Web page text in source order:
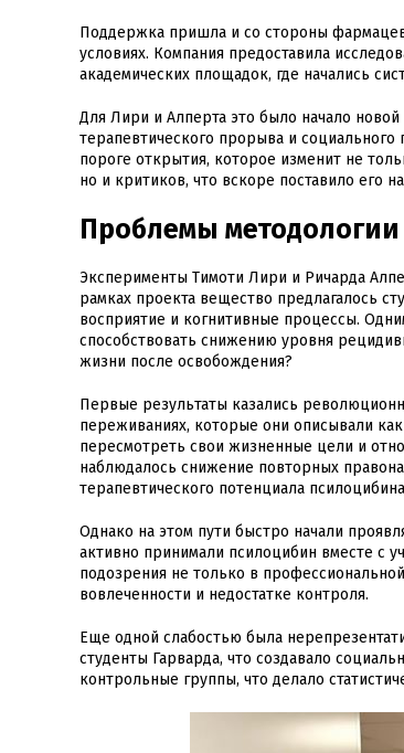
Поддержка пришла и со стороны
условиях. Компания предоставила
академических площадок, где начались
Для Лири и Алперта это было начало
терапевтического прорыва и
пороге открытия, которое изменит не
но и критиков, что вскоре поставило его
Проблемы методологии
Эксперименты Тимоти Лири и Ричарда
рамках проекта вещество предлагалось
восприятие и когнитивные процессы.
способствовать снижению уровня
жизни после освобождения?
Первые результаты казались
переживаниях, которые они описывали
пересмотреть свои жизненные цели и
наблюдалось снижение повторных
терапевтического потенциала
Однако на этом пути быстро начали
активно принимали псилоцибин вместе с
подозрения не только в
вовлеченности и недостатке контроля.
Еще одной слабостью была
студенты Гарварда, что создавало
контрольные группы, что делало